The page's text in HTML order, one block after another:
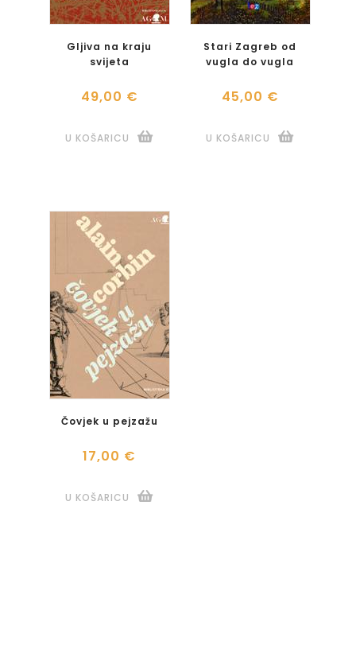
Gljiva na kraju
svijeta
49,00 €
U KOŠARICU
Stari Zagreb od
vugla do vugla
45,00 €
U KOŠARICU
Čovjek u pejzažu
17,00 €
U KOŠARICU